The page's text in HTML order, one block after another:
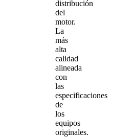
distribución
del
motor.
La
más
alta
calidad
alineada
con
las
especificaciones
de
los
equipos
originales.